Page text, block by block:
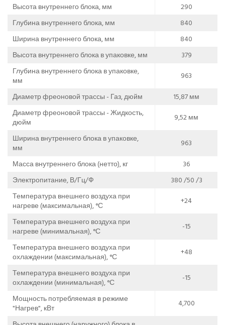
Высота внутреннего блока, мм
290
Глубина внутреннего блока, мм
840
Ширина внутреннего блока, мм
840
Высота внутреннего блока в упаковке, мм
379
Глубина внутреннего блока в упаковке,
мм
963
Диаметр фреоновой трассы - Газ, дюйм
15,87 мм
Диаметр фреоновой трассы - Жидкость,
дюйм
9,52 мм
Ширина внутреннего блока в упаковке,
мм
963
Масса внутреннего блока (нетто), кг
36
Электропитание, В/Гц/Ф
380 /50 /3
Температура внешнего воздуха при
нагреве (максимальная), °С
+24
Температура внешнего воздуха при
нагреве (минимальная), °С
-15
Температура внешнего воздуха при
охлаждении (максимальная), °С
+48
Температура внешнего воздуха при
охлаждении (минимальная), °С
-15
Мощность потребляемая в режиме
"Нагрев", кВт
4,700